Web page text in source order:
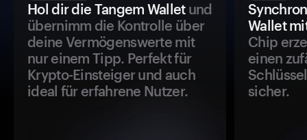
Hol dir die Tangem Walletund
übernimm die Kontrolle über
deine Vermögenswerte mit
nur einem Tipp. Perfekt für
Krypto-Einsteiger und auch
ideal für erfahrene Nutzer.
Wallet
Chip
einen
sicher.